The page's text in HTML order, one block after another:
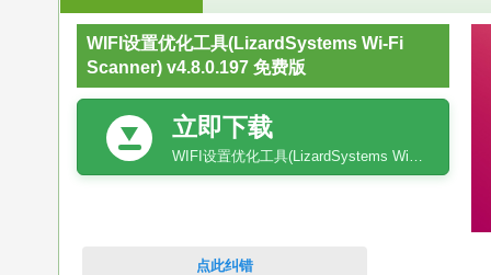
WIFI设置优化工具(LizardSystems Wi-Fi
Scanner) v4.8.0.197 免费版
立即下载
WIFI设置优化工具(LizardSystems Wi-Fi Scanner) v4.8.0.197 免费版
点此纠错